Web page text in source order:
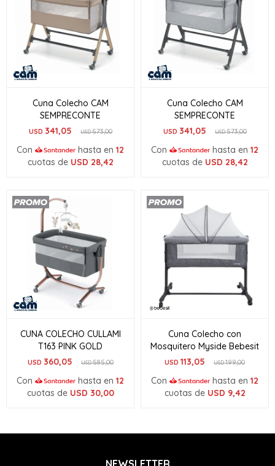
Cuna Colecho CAM
SEMPRECONTE
USD 341,05 USD573,00
Con hasta en 12
cuotas de USD 28,42
Cuna Colecho CAM
SEMPRECONTE
USD 341,05 USD573,00
Con hasta en 12
cuotas de USD 28,42
CUNA COLECHO CULLAMI
T163 PINK GOLD
USD 360,05 USD585,00
Con hasta en 12
cuotas de USD 30,00
Cuna Colecho con
Mosquitero Myside Bebesit
USD 113,05 USD199,00
Con hasta en 12
cuotas de USD 9,42
NEWSLETTER